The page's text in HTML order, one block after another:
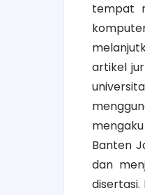
tempat
artikel
Banten
dan